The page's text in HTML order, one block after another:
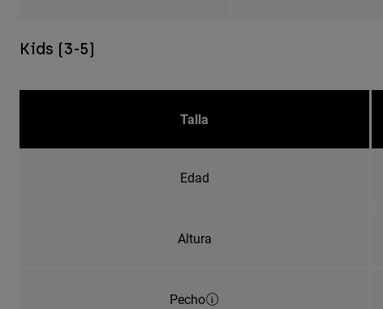
Kids (3-5)
Talla
Edad
Altura
Pecho